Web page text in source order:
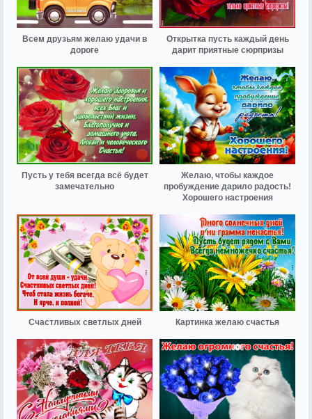
Всем друзьям желаю удачи в
дороге
Открытка пусть каждый день
дарит приятные сюрпризы
Пусть у тебя всегда всё будет
замечательно
Желаю, чтобы каждое
пробуждение дарило радость!
Хорошего настроения
Счастливых светлых дней Картинка желаю счастья